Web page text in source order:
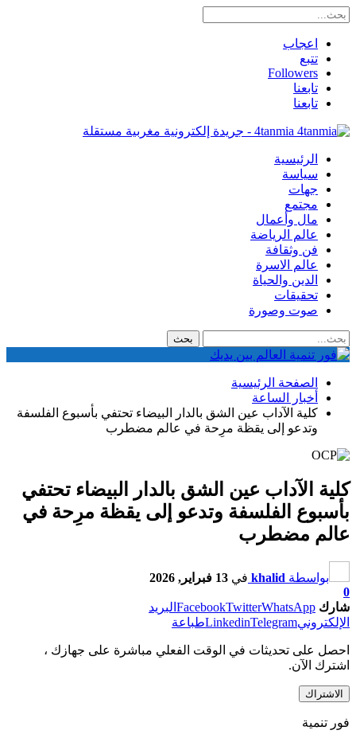
اعجاب
تتبع
Followers
تابعنا
تابعنا
4tanmia - جريدة إلكترونية مغربية مستقلة
الرئيسية
سياسة
جهات
مجتمع
مال وأعمال
عالم الرياضة
فن وثقافة
عالم الاسرة
الدين والحياة
تحقيقات
صوت وصورة
الصفحة الرئيسية
أخبار الساعة
كلية الآداب عين الشق بالدار البيضاء تحتفي بأسبوع الفلسفة
وتدعو إلى يقظة مرِحة في عالم مضطرب
كلية الآداب عين الشق بالدار البيضاء تحتفي
بأسبوع الفلسفة وتدعو إلى يقظة مرِحة في
عالم مضطرب
بواسطة khalid في 13 فبراير, 2026
0
شارك
FacebookTwitterWhatsApp
البريد
الإلكتروني
LinkedinTelegram طباعة
احصل على تحديثات في الوقت الفعلي مباشرة على جهازك ،
اشترك الآن.
الاشتراك
فور تنمية